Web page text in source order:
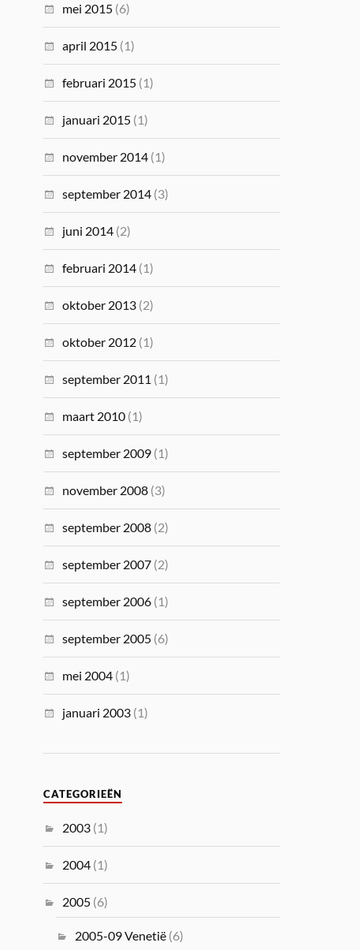
mei 2015 (6)
april 2015 (1)
februari 2015 (1)
januari 2015 (1)
november 2014 (1)
september 2014 (3)
juni 2014 (2)
februari 2014 (1)
oktober 2013 (2)
oktober 2012 (1)
september 2011 (1)
maart 2010 (1)
september 2009 (1)
november 2008 (3)
september 2008 (2)
september 2007 (2)
september 2006 (1)
september 2005 (6)
mei 2004 (1)
januari 2003 (1)
CATEGORIEËN
2003 (1)
2004 (1)
2005 (6)
2005-09 Venetië (6)